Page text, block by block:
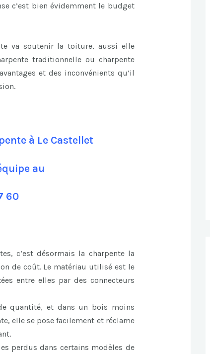
c’est bien évidemment le budget
va soutenir la toiture, aussi elle
traditionnelle ou charpente
et des inconvénients qu’il
à Le Castellet
au
60
c’est désormais la charpente la
de coût. Le matériau utilisé est le
entre elles par des connecteurs
quantité, et dans un bois moins
elle se pose facilement et réclame
perdus dans certains modèles de